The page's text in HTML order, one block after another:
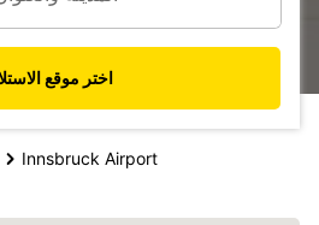
اختر موقع
Innsbruck Airport